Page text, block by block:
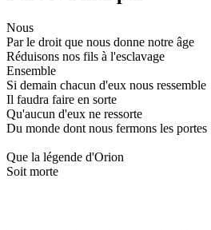
Nous
Par le droit que nous donne notre âge
Réduisons nos fils à l'esclavage
Ensemble
Si demain chacun d'eux nous ressemble
Il faudra faire en sorte
Qu'aucun d'eux ne ressorte
Du monde dont nous fermons les portes
Que la légende d'Orion
Soit morte